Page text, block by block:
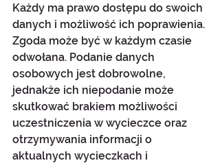
Każdy ma prawo dostępu do swoich
danych i możliwość ich poprawienia.
Zgoda może być w każdym czasie
odwołana. Podanie danych
osobowych jest dobrowolne,
jednakże ich niepodanie może
skutkować brakiem możliwości
uczestniczenia w wycieczce oraz
otrzymywania informacji o
aktualnych wycieczkach i